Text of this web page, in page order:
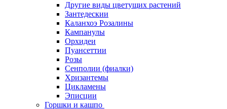
Другие виды цветущих растений
Зантедескии
Каланхоэ Розалины
Кампанулы
Орхидеи
Пуансеттии
Розы
Сенполии (фиалки)
Хризантемы
Цикламены
Эписции
Горшки и кашпо